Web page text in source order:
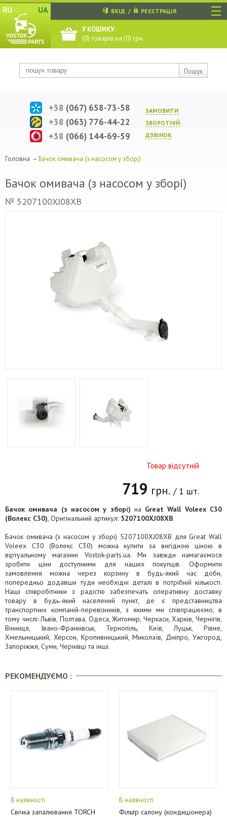
☰
RU UA
Пошук
ВХІД / РЕЄСТРАЦІЯ
У КОШИКУ:
(0) товарів на (0) грн.
ЗАМОВИТИ
ЗВОРОТНIЙ
ДЗВIНОК
+38 (067) 658-73-58
+38 (063) 776-44-22
+38 (066) 144-69-59
Головна – Бачок омивача (з насосом у зборі)
Бачок омивача (з насосом у зборі)
№ 5207100XJ08XB
Товар відсутній
719 грн. / 1 шт.
Бачок омивача (з насосом у зборі) на Great Wall Voleex C30
(Волекс C30), Оригінальний артикул: 5207100XJ08XB.
Бачок омивача (з насосом у зборі) 5207100XJ08XB для Great Wall
Voleex C30 (Волекс C30) можна купити за вигідною ціною в
віртуальному магазині Vostok-parts.ua. Ми завжди намагаємося
зробити ціни доступними для наших покупців. Оформити
замовлення можна через корзину в будь-який час доби,
попередньо додавши туди необхідні деталі в потрібній кількості.
Наші співробітники з радістю забезпечать оперативну доставку
товару в будь-який населений пункт, де є представництва
транспортних компаній-перевізників, з якими ми співпрацюємо, в
тому числі: Львів, Полтава, Одеса, Житомир, Черкаси, Харків, Чернігів,
Вінниця, Івано-Франківськ, Тернопіль, Київ, Луцьк, Рівне,
Хмельницький, Херсон, Кропивницький, Миколаїв, Дніпро, Ужгород,
Запоріжжя, Суми, Чернівці та інші.
РЕКОМЕНДУЄМО :
В наявності
Свічка запалювання TORCH
В наявності
Фільтр салону (кондиціонера)